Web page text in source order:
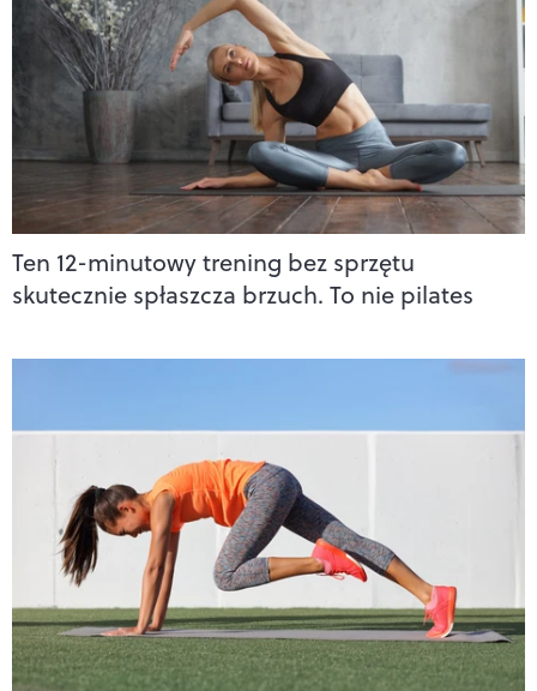
Ten 12-minutowy trening bez sprzętu
skutecznie spłaszcza brzuch. To nie pilates